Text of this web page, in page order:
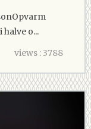
o...
views : 3788